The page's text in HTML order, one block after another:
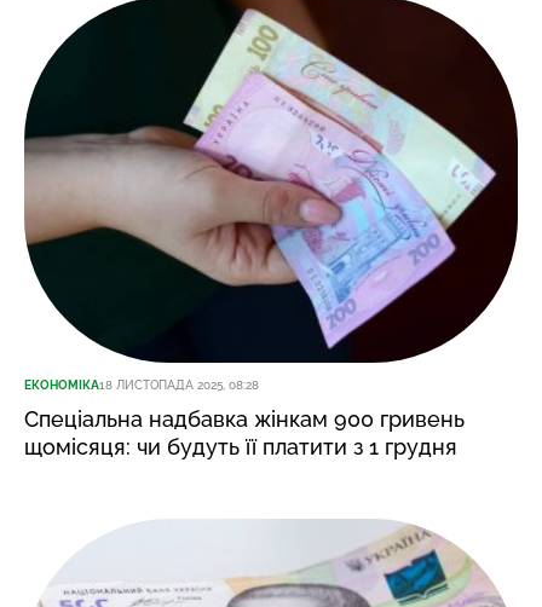
ЕКОНОМІКА18 ЛИСТОПАДА 2025, 08:28
Спеціальна надбавка жінкам 900 гривень
щомісяця: чи будуть її платити з 1 грудня